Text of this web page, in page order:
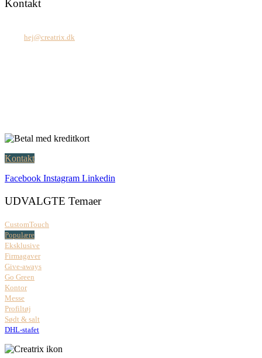
Kontakt
hej@creatrix.dk
Kontakt
Facebook Instagram Linkedin
UDVALGTE Temaer
CustomTouch
Populære
Eksklusive
Firmagaver
Give-aways
Go Green
Kontor
Messe
Profiltøj
Sødt & salt
DHL-stafet